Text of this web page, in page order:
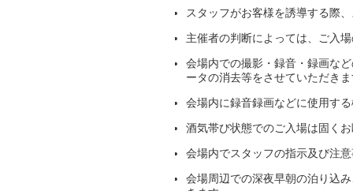
スタッフがお客様を誘導する際
主催者の判断によっては、ご入
会場内での撮影・録音・録画な
ータの消去等をさせていただき
会場内に録音録画などに使用す
酒気帯び状態でのご入場は固く
会場内でスタッフの指示及び注
会場周辺での深夜早朝の泊り込